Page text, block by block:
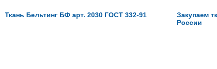
Ткань Бельтинг БФ арт. 2030 ГОСТ 332-91
Закупаем
России